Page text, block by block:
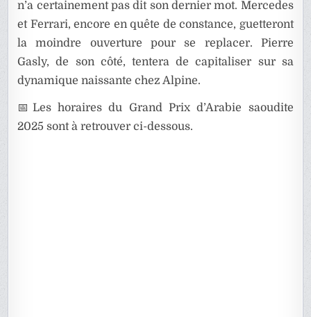
n’a certainement pas dit son dernier mot. Mercedes
et Ferrari, encore en quête de constance, guetteront
la moindre ouverture pour se replacer. Pierre
Gasly, de son côté, tentera de capitaliser sur sa
dynamique naissante chez Alpine.
📅Les horaires du Grand Prix d’Arabie saoudite
2025 sont à retrouver ci-dessous.